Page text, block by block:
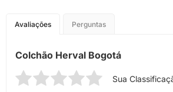
Avaliações Perguntas
Colchão Herval Bogotá
Sua